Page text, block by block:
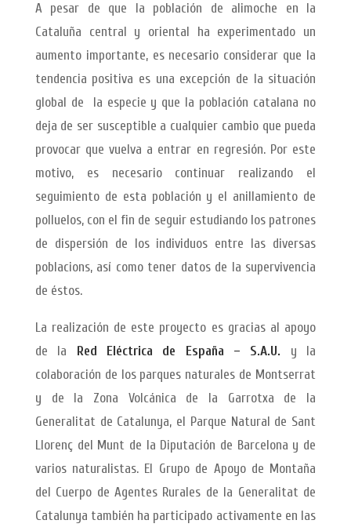
A pesar de que la población de alimoche en la
Cataluña central y oriental ha experimentado un
aumento importante, es necesario considerar que la
tendencia positiva es una excepción de la situación
global de la especie y que la población catalana no
deja de ser susceptible a cualquier cambio que pueda
provocar que vuelva a entrar en regresión. Por este
motivo, es necesario continuar realizando el
seguimiento de esta población y el anillamiento de
polluelos, con el fin de seguir estudiando los patrones
de dispersión de los individuos entre las diversas
poblacions, así como tener datos de la supervivencia
de éstos.
La realización de este proyecto es gracias al apoyo
de la Red Eléctrica de España – S.A.U. y la
colaboración de los parques naturales de Montserrat
y de la Zona Volcánica de la Garrotxa de la
Generalitat de Catalunya, el Parque Natural de Sant
Llorenç del Munt de la Diputación de Barcelona y de
varios naturalistas. El Grupo de Apoyo de Montaña
del Cuerpo de Agentes Rurales de la Generalitat de
Catalunya también ha participado activamente en las